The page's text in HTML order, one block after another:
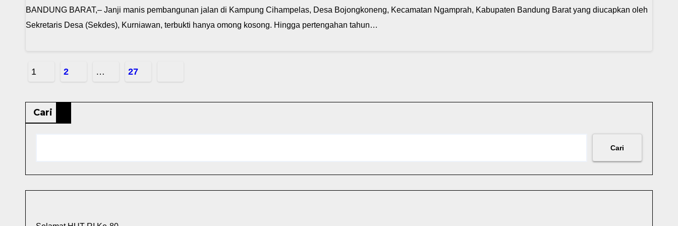
BANDUNG BARAT,– Janji manis pembangunan jalan di Kampung Cihampelas, Desa Bojongkoneng, Kecamatan Ngamprah, Kabupaten Bandung Barat yang diucapkan oleh
Sekretaris Desa (Sekdes), Kurniawan, terbukti hanya omong kosong. Hingga pertengahan tahun…
Paginasi
1 2 … 27
Cari
Cari